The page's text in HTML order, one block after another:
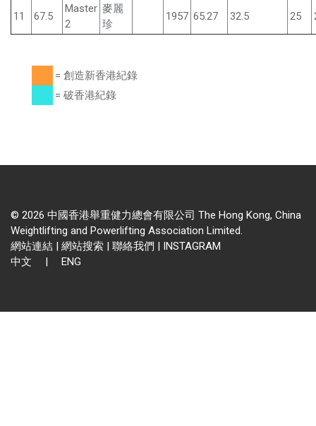
11 67.5
Master
2
麥麗
珍
1957 65.27 32.5 25
= 創造新香港紀錄
= 破香港紀錄
© 2026 中國香港舉重健力總會有限公司 The Hong Kong, China
Weightlifting and Powerlifting Association Limited.
網站連結 | 網站搜索 | 聯絡我們 | INSTAGRAM
中文
| ENG